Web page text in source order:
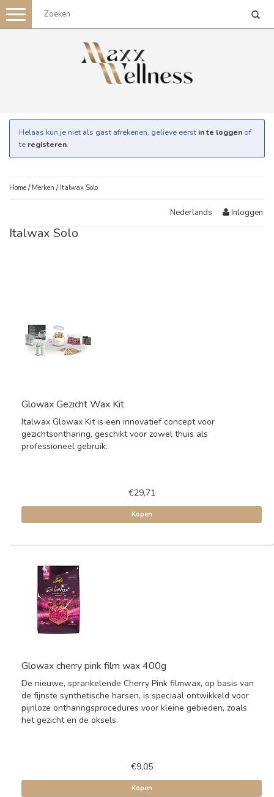
Toggle
navigation
Helaas kun je niet als gast afrekenen, gelieve eerst in te loggen of
te registeren.
Home / Merken / Italwax Solo
Nederlands Inloggen
Italwax Solo
Glowax Gezicht Wax Kit
Italwax Glowax Kit is een innovatief concept voor
gezichtsontharing, geschikt voor zowel thuis als
professioneel gebruik.
€29,71
Kopen
Glowax cherry pink film wax 400g
De nieuwe, sprankelende Cherry Pink filmwax, op basis van
de fijnste synthetische harsen, is speciaal ontwikkeld voor
pijnloze ontharingsprocedures voor kleine gebieden, zoals
het gezicht en de oksels.
€9,05
Kopen